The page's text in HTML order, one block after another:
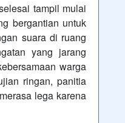
tampil mulai
bergantian untuk
suara di ruang
yang jarang
warga
ringan, panitia
lega karena